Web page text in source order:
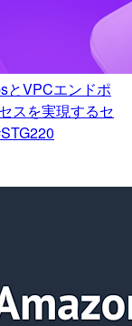
とVPCエンドポ
スを実現するセ